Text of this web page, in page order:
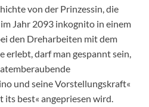
von der Prinzessin, die
Jahr 2093 inkognito in einem
den Dreharbeiten mit dem
erlebt, darf man gespannt sein,
und seine Vorstellungskraft«
best« angepriesen wird.